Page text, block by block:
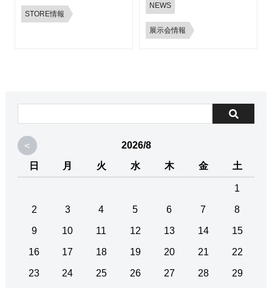
STORE情報
NEWS
展示会情報
<
2026/8
日
月 火 水 木 金 土
1
2 3 4 5 6 7 8
9 10 11 12 13 14 15
16 17 18 19 20 21 22
23 24 25 26 27 28 29